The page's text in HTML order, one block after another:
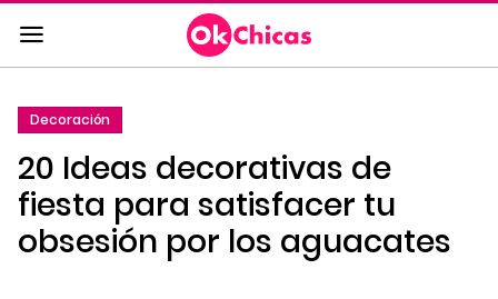
Saltar
al
contenido
a
la
navegación
principal
Decoración
20 Ideas decorativas de
fiesta para satisfacer tu
obsesión por los aguacates